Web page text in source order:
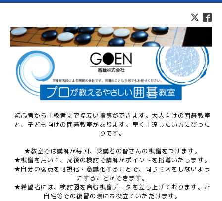
初心者から上級者まで幅広い指導ができます。大人向けの囲碁教室
と、子ども向けの囲碁教室があります。早く上達したい方にぴった
りです。
★教室では講師が毎回、受講者の皆さんの棋譜をつけます。
★棋譜を用いて、局後の検討で講師がポイントを指導いたします。
★自分の弱点を可視化・意識化することで、同じミスをしないよう
にすることができます。
★希望者には、検討図を含む棋譜データを差し上げております。ご
自宅等での復習の際にお役立ていただけます。